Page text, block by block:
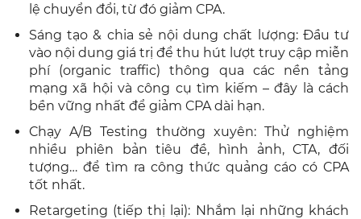
lệ chuyển đổi, từ đó giảm CPA.
Sáng tạo & chia sẻ nội dung chất lượng: Đầu tư
vào nội dung giá trị để thu hút lượt truy cập miễn
phí (organic traffic) thông qua các nền tảng
mạng xã hội và công cụ tìm kiếm – đây là cách
bền vững nhất để giảm CPA dài hạn.
Chạy A/B Testing thường xuyên: Thử nghiệm
nhiều phiên bản tiêu đề, hình ảnh, CTA, đối
tượng… để tìm ra công thức quảng cáo có CPA
tốt nhất.
Retargeting (tiếp thị lại): Nhắm lại những khách